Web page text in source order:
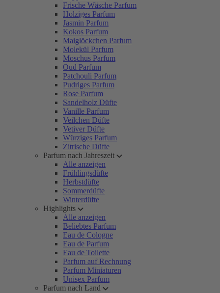
Frische Wäsche Parfum
Holziges Parfum
Jasmin Parfum
Kokos Parfum
Maiglöckchen Parfum
Molekül Parfum
Moschus Parfum
Oud Parfum
Patchouli Parfum
Pudriges Parfum
Rose Parfum
Sandelholz Düfte
Vanille Parfum
Veilchen Düfte
Vetiver Düfte
Würziges Parfum
Zitrische Düfte
Parfum nach Jahreszeit
Alle anzeigen
Frühlingsdüfte
Herbstdüfte
Sommerdüfte
Winterdüfte
Highlights
Alle anzeigen
Beliebtes Parfum
Eau de Cologne
Eau de Parfum
Eau de Toilette
Parfum auf Rechnung
Parfum Miniaturen
Unisex Parfum
Parfum nach Land